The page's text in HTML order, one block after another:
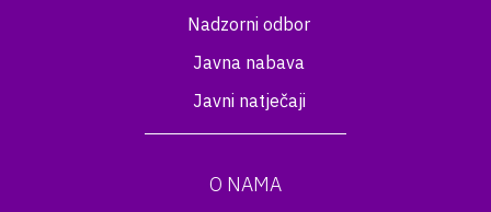
Nadzorni odbor
Javna nabava
Javni natječaji
O NAMA